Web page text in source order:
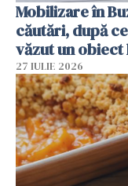
Mobilizare în
căutări, după
văzut un obiect
27 IULIE 2026